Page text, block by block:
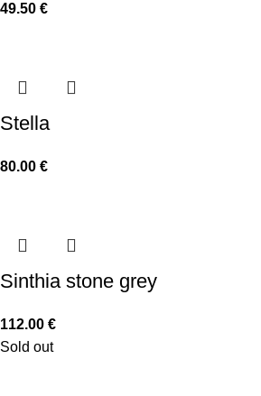
49.50 €
Stella
80.00 €
Sinthia stone grey
112.00 €
Sold out